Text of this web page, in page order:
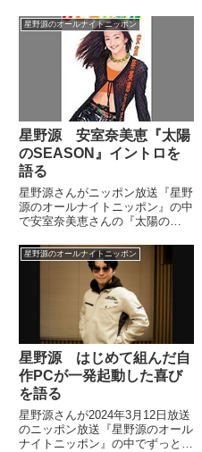
した。（星野源）そんなわけで、
今日の1曲目に行きたいと思いま
す。今日の1曲はですね、先日
星野源のオールナイトニッポン
星野源 安室奈美恵『太陽
のSEASON』イントロを
語る
星野源さんがニッポン放送『星野
源のオールナイトニッポン』の中
で安室奈美恵さんの『太陽の
話していました。（星野源）（メ
ールを読む）「源さん、こんばん
は。最近私は安室奈美恵さん引退
の発表から安室ちゃんの曲ばっか
星野源のオールナイトニッポン
星野源 はじめて組んだ自
作PCが一発起動した喜び
を語る
星野源さんが2024年3月12日放送
のニッポン放送『星野源のオール
ナイトニッポン』の中でずっと組